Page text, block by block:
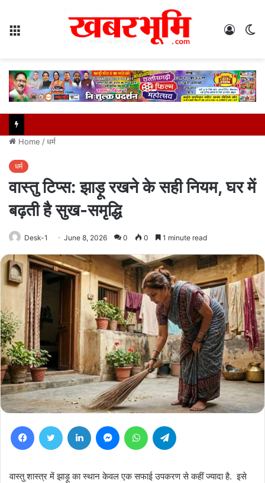
Log
Home /धर्म
धर्म
वास्तु टिप्स: झाड़ू रखने के सही नियम, घर में
बढ़ती है सुख-समृद्धि
Desk-1 June 8, 2026 0 0 1 minute read
FacebookTwitter LinkedIn MessengerWhatsApp
वास्तु शास्त्र में झाड़ू का स्थान केवल एक सफाई उपकरण से कहीं ज्यादा है. इसे